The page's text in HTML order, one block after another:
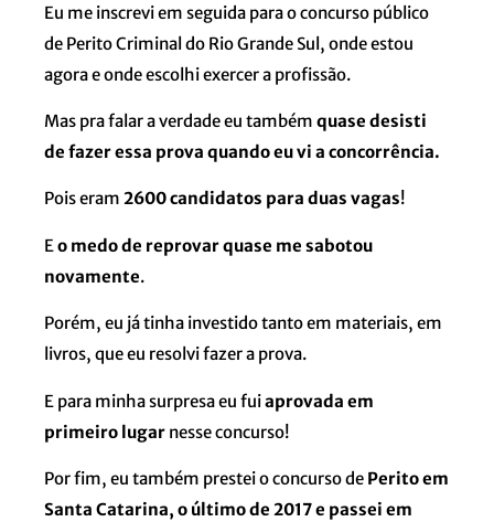
Eu me inscrevi em seguida para o concurso público
de Perito Criminal do Rio Grande Sul, onde estou
agora e onde escolhi exercer a profissão.
Mas pra falar a verdade eu também quase desisti
de fazer essa prova quando eu vi a concorrência.
Pois eram 2600 candidatos para duas vagas!
Eo medo de reprovar quase me sabotou
novamente.
Porém, eu já tinha investido tanto em materiais, em
livros, que eu resolvi fazer a prova.
E para minha surpresa eu fuiaprovada em
primeiro lugar nesse concurso!
Por fim, eu também prestei o concurso de Perito em
Santa Catarina, o último de 2017 e passei em